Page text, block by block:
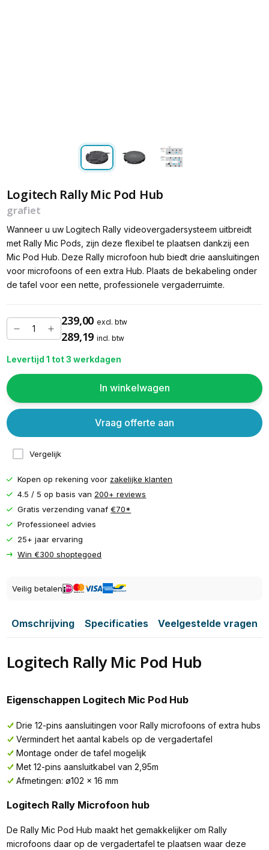
Logitech Rally Mic Pod Hub
grafiet
Wanneer u uw Logitech Rally videovergadersysteem uitbreidt
met Rally Mic Pods, zijn deze flexibel te plaatsen dankzij een
Mic Pod Hub. Deze Rally microfoon hub biedt drie aansluitingen
voor microfoons of een extra Hub. Plaats de bekabeling onder
de tafel voor een nette, professionele vergaderruimte.
239,00 excl. btw
289,19 incl. btw
Levertijd 1 tot 3 werkdagen
In winkelwagen
Vergelijk
Vraag offerte aan
Kopen op rekening voor zakelijke klanten
4.5 / 5 op basis van 200+ reviews
Gratis verzending vanaf€70*
Professioneel advies
25+ jaar ervaring
Win €300 shoptegoed
Veilig betalen
Omschrijving Specificaties Veelgestelde vragen
Logitech Rally Mic Pod Hub
Eigenschappen Logitech Mic Pod Hub
Drie 12-pins aansluitingen voor Rally microfoons of extra hubs
Vermindert het aantal kabels op de vergadertafel
Montage onder de tafel mogelijk
Met 12-pins aansluitkabel van 2,95m
Afmetingen: ø102 x 16 mm
Logitech Rally Microfoon hub
De Rally Mic Pod Hub maakt het gemakkelijker om Rally
microfoons daar op de vergadertafel te plaatsen waar deze